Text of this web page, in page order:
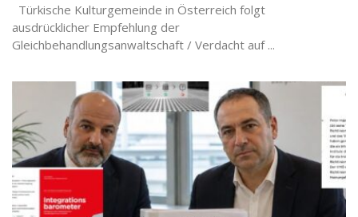
Türkische Kulturgemeinde in Österreich folgt
ausdrücklicher Empfehlung der
Gleichbehandlungsanwaltschaft / Verdacht auf ...